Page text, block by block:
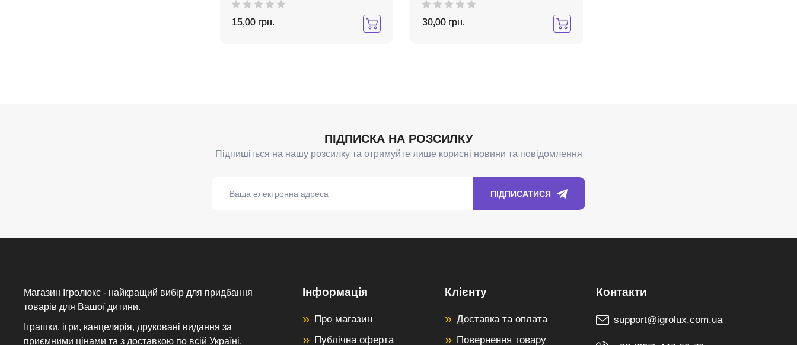
15,00 грн. 30,00 грн.
Магазин Ігролюкс - найкращий вибір для придбання
товарів для Вашої дитини.
Іграшки, ігри, канцелярія, друковані видання за
приємними цінами та з доставкою по всій Україні.
Інформація
Про магазин
Публічна оферта
Клієнту
Доставка та оплата
Повернення товару
support@igrolux.com.ua